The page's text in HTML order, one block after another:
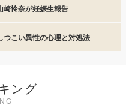
崎怜奈が妊娠生報告
つこい異性の心理と対処法
ング